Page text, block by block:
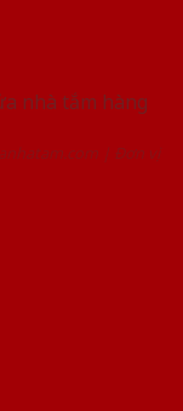
nhà tắm hàng
| Đơn vị